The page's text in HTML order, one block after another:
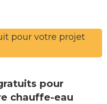
pour votre projet
pour
chauffe-eau